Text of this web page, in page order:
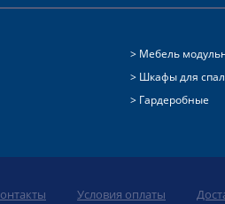
Мебель
Шкафы для
Гардеробные
Условия оплаты